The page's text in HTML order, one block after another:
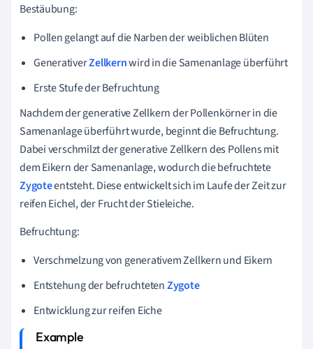
Bestäubung:
Pollen gelangt auf die Narben der weiblichen Blüten
GenerativerZellkernwird in die Samenanlage überführt
Erste Stufe der Befruchtung
Nachdem der generative Zellkern der Pollenkörner in die
Samenanlage überführt wurde, beginnt die Befruchtung.
Dabei verschmilzt der generative Zellkern des Pollens mit
dem Eikern der Samenanlage, wodurch die befruchtete
Zygoteentsteht. Diese entwickelt sich im Laufe der Zeit zur
reifen Eichel, der Frucht der Stieleiche.
Befruchtung:
Verschmelzung von generativem Zellkern und Eikern
Entstehung der befruchtetenZygote
Entwicklung zur reifen Eiche